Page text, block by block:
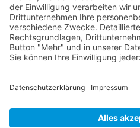
Veranstaltungen tauschen sich
Expertinnen und Experten von
Herausforderungen und
Networkings erhalten die Alumni
Kontakte zu knüpfen, die sie für
klimawandel-im-alpinen-raum